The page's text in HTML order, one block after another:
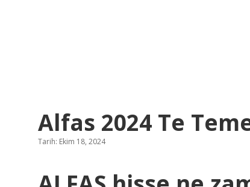
Alfas 2024 Te
Tarih: Ekim 18, 2024